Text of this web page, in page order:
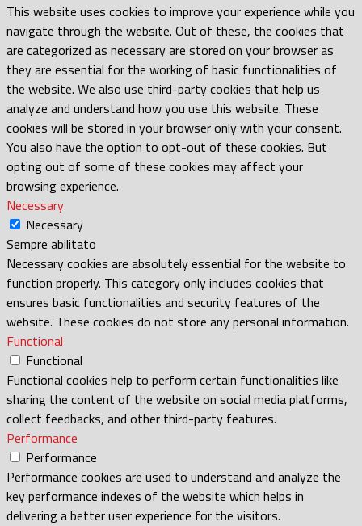
This website uses cookies to improve your experience while you
navigate through the website. Out of these, the cookies that
are categorized as necessary are stored on your browser as
they are essential for the working of basic functionalities of
the website. We also use third-party cookies that help us
analyze and understand how you use this website. These
cookies will be stored in your browser only with your consent.
You also have the option to opt-out of these cookies. But
opting out of some of these cookies may affect your
browsing experience.
Necessary
Necessary
Sempre abilitato
Necessary cookies are absolutely essential for the website to
function properly. This category only includes cookies that
ensures basic functionalities and security features of the
website. These cookies do not store any personal information.
Functional
Functional
Functional cookies help to perform certain functionalities like
sharing the content of the website on social media platforms,
collect feedbacks, and other third-party features.
Performance
Performance
Performance cookies are used to understand and analyze the
key performance indexes of the website which helps in
delivering a better user experience for the visitors.